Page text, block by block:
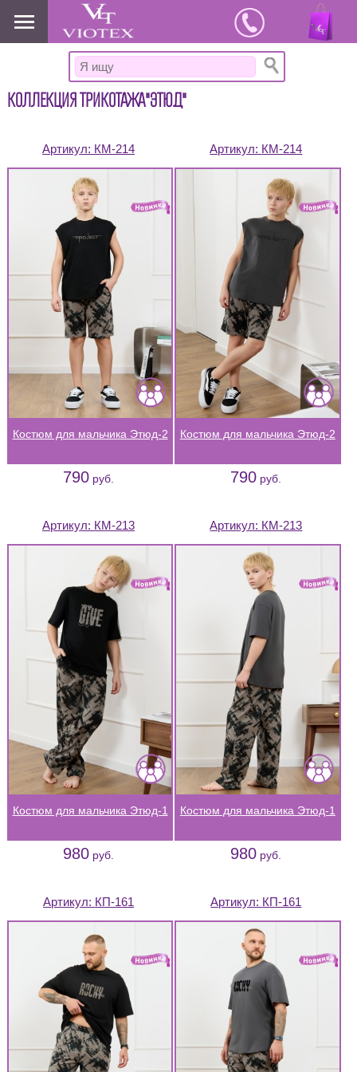
www.viotex37.ru
КОЛЛЕКЦИЯ ТРИКОТАЖА"ЭТЮД"
Артикул: КМ-214
Костюм для мальчика Этюд-2
790 руб.
Артикул: КМ-214
Костюм для мальчика Этюд-2
790 руб.
Артикул: КМ-213
Костюм для мальчика Этюд-1
980 руб.
Артикул: КМ-213
Костюм для мальчика Этюд-1
980 руб.
Артикул: КП-161 Артикул: КП-161